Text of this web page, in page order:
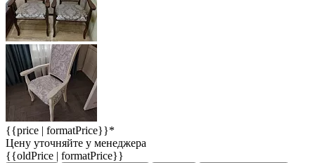
{{price | formatPrice}}*
Цену уточняйте у менеджера
{{oldPrice | formatPrice}}